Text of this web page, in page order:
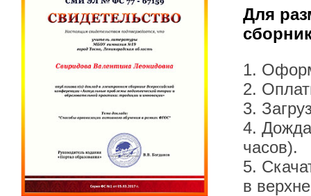
Для
1.
2.
3.
4.
часов).
5.
в